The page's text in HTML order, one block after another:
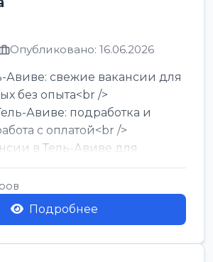
Опубликовано: 16.06.2026
Авиве: свежие вакансии для
без опыта<br />
Авиве: подработка и
с оплатой<br />
в Тель-Авиве для
от хозя...
Подробнее